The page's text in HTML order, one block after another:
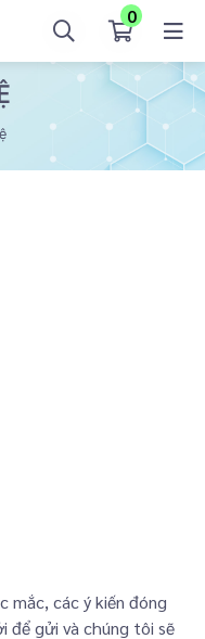
0
mắc, các ý kiến đóng
để gửi và chúng tôi sẽ